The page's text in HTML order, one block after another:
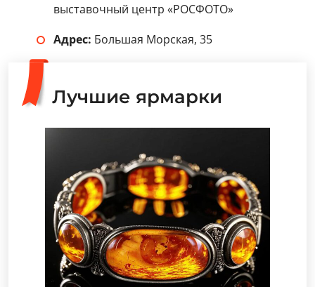
выставочный центр «РОСФОТО»
Адрес: Большая Морская, 35
Лучшие ярмарки